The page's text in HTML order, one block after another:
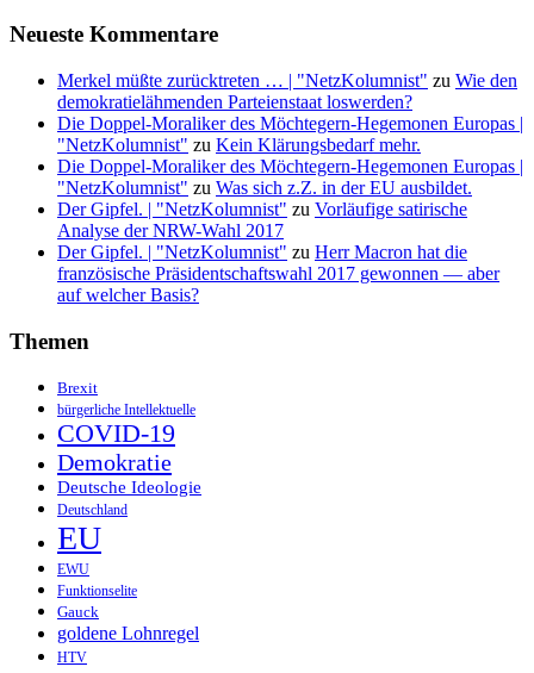
Neueste Kommentare
Merkel müßte zurücktreten … | "NetzKolumnist" zu Wie den
demokratielähmenden Parteienstaat loswerden?
Die Doppel-Moraliker des Möchtegern-Hegemonen Europas |
"NetzKolumnist" zu Kein Klärungsbedarf mehr.
Die Doppel-Moraliker des Möchtegern-Hegemonen Europas |
"NetzKolumnist" zu Was sich z.Z. in der EU ausbildet.
Der Gipfel. | "NetzKolumnist" zu Vorläufige satirische
Analyse der NRW-Wahl 2017
Der Gipfel. | "NetzKolumnist" zu Herr Macron hat die
französische Präsidentschaftswahl 2017 gewonnen — aber
auf welcher Basis?
Themen
Brexit
bürgerliche Intellektuelle
COVID-19
Demokratie
Deutsche Ideologie
Deutschland
EU
EWU
Funktionselite
Gauck
goldene Lohnregel
HTV